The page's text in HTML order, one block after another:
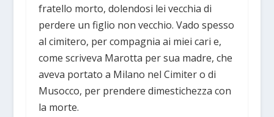
fratello morto, dolendosi lei vecchia di
perdere un figlio non vecchio. Vado spesso
al cimitero, per compagnia ai miei cari e,
come scriveva Marotta per sua madre, che
aveva portato a Milano nel Cimiter o di
Musocco, per prendere dimestichezza con
la morte.